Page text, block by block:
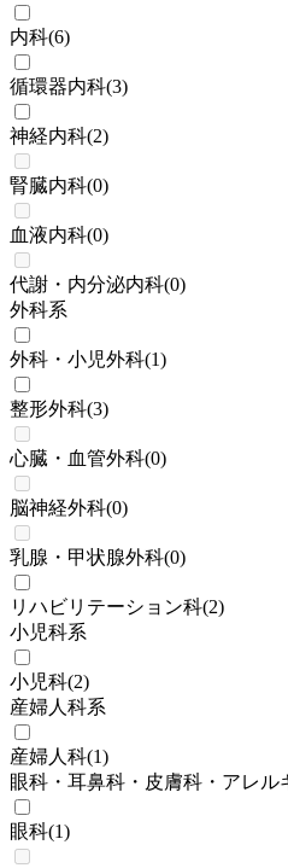
内科(6)
循環器内科(3)
神経内科(2)
腎臓内科(0)
血液内科(0)
代謝・内分泌内科(0)
外科系
外科・小児外科(1)
整形外科(3)
心臓・血管外科(0)
脳神経外科(0)
乳腺・甲状腺外科(0)
リハビリテーション科(2)
小児科系
小児科(2)
産婦人科系
産婦人科(1)
眼科・耳鼻科・皮膚科・アレル
眼科(1)